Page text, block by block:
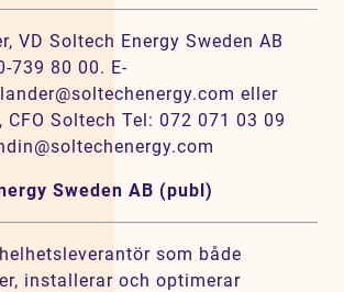
VD Soltech Energy Sweden AB
739 80 00. E-
eller
Soltech Tel: 072 071 03 09
Sweden AB (publ)
som både
installerar och optimerar